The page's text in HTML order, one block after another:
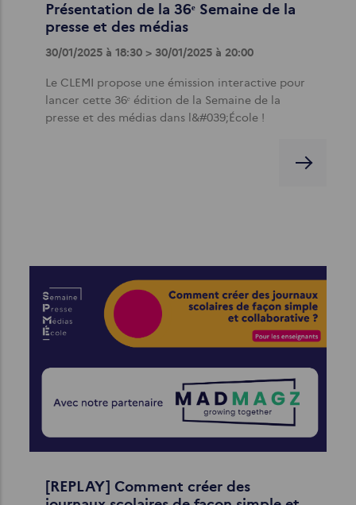
Présentation de la 36ᵉ Semaine de la
presse et des médias
30/01/2025 à 18:30 > 30/01/2025 à 20:00
Le CLEMI propose une émission interactive pour
lancer cette 36ᵉ édition de la Semaine de la
presse et des médias dans l&#039;École !
[REPLAY] Comment créer des